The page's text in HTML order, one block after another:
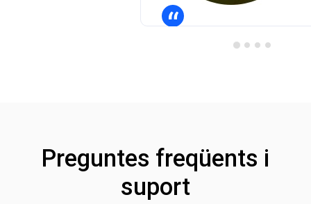
“
Preguntes freqüents i
suport